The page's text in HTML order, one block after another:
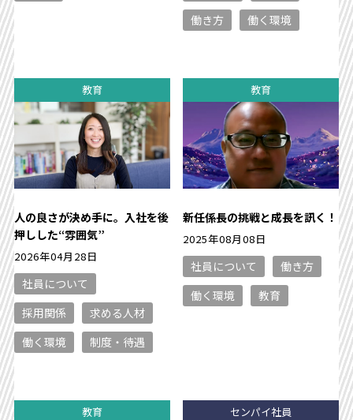
働き方
働く環境
教育
人の良さが決め手に。入社を後
押しした“雰囲気”
2026年04月28日
社員について
採用関係
求める人材
働く環境
制度・待遇
教育
新任係長の挑戦と成長を訊く！
2025年08月08日
社員について
働き方
働く環境
教育
教育 センパイ社員